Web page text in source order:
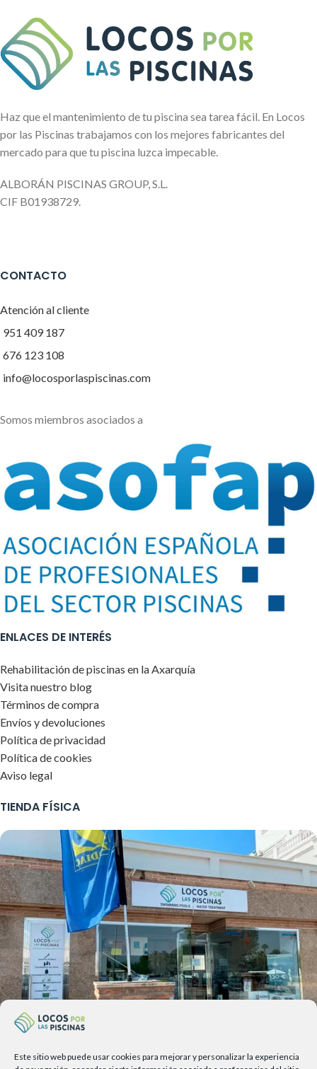
Este sitio web puede usar cookies para mejorar y personalizar la experiencia
Haz que el mantenimiento de tu piscina sea tarea fácil. En Locos
por las Piscinas trabajamos con los mejores fabricantes del
mercado para que tu piscina luzca impecable.
ALBORÁN PISCINAS GROUP, S.L.
CIF B01938729.
CONTACTO
Atención al cliente
951 409 187
676 123 108
info@locosporlaspiscinas.com
Somos miembros asociados a
ENLACES DE INTERÉS
Rehabilitación de piscinas en la Axarquía
Visita nuestro blog
Términos de compra
Envíos y devoluciones
Política de privacidad
Política de cookies
Aviso legal
TIENDA FÍSICA